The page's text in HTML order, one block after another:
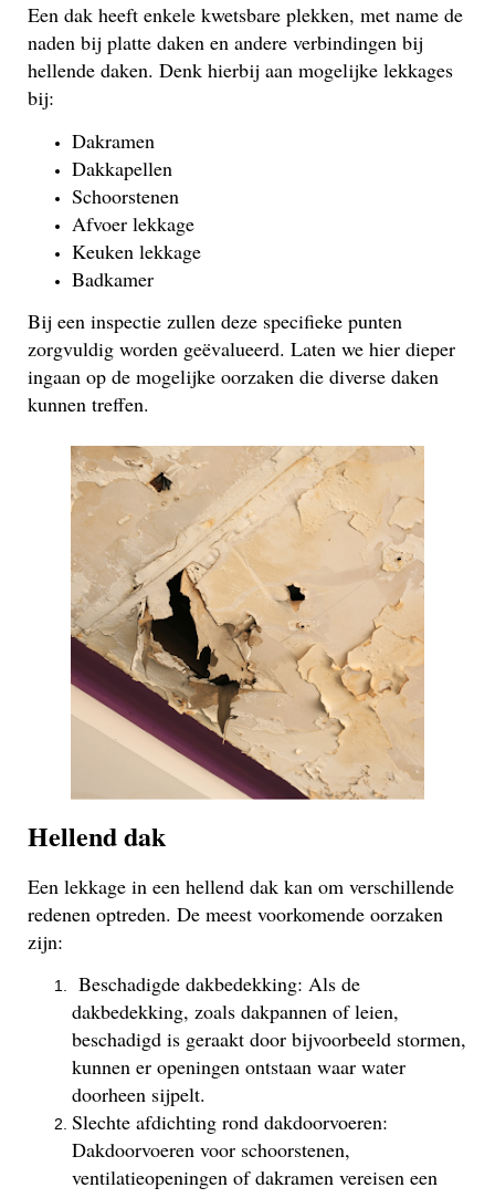
Een dak heeft enkele kwetsbare plekken, met name de
naden bij platte daken en andere verbindingen bij
hellende daken. Denk hierbij aan mogelijke lekkages
bij:
Dakramen
Dakkapellen
Schoorstenen
Afvoer lekkage
Keuken lekkage
Badkamer
Bij een inspectie zullen deze specifieke punten
zorgvuldig worden geëvalueerd. Laten we hier dieper
ingaan op de mogelijke oorzaken die diverse daken
kunnen treffen.
Hellend dak
Een lekkage in een hellend dak kan om verschillende
redenen optreden. De meest voorkomende oorzaken
zijn:
Beschadigde dakbedekking: Als de
dakbedekking, zoals dakpannen of leien,
beschadigd is geraakt door bijvoorbeeld stormen,
kunnen er openingen ontstaan waar water
doorheen sijpelt.
Slechte afdichting rond dakdoorvoeren:
Dakdoorvoeren voor schoorstenen,
ventilatieopeningen of dakramen vereisen een